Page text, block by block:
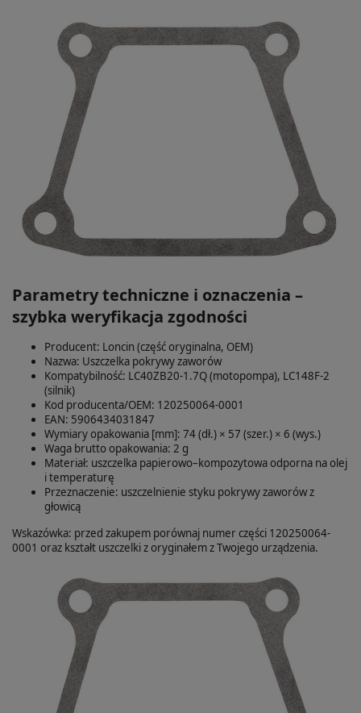
Parametry techniczne i oznaczenia –
szybka weryfikacja zgodności
Producent: Loncin (część oryginalna, OEM)
Nazwa: Uszczelka pokrywy zaworów
Kompatybilność: LC40ZB20-1.7Q (motopompa), LC148F-2
(silnik)
Kod producenta/OEM: 120250064-0001
EAN: 5906434031847
Wymiary opakowania [mm]: 74 (dł.) × 57 (szer.) × 6 (wys.)
Waga brutto opakowania: 2 g
Materiał: uszczelka papierowo–kompozytowa odporna na olej
i temperaturę
Przeznaczenie: uszczelnienie styku pokrywy zaworów z
głowicą
Wskazówka: przed zakupem porównaj numer części 120250064-
0001 oraz kształt uszczelki z oryginałem z Twojego urządzenia.